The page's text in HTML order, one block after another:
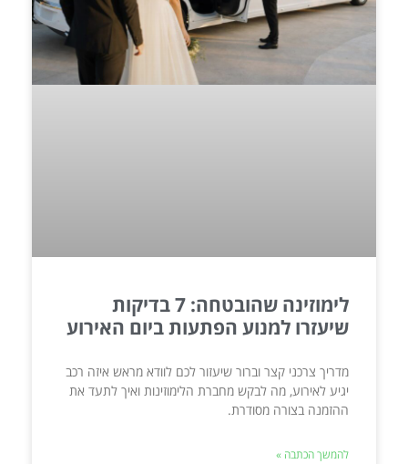
לימוזינה שהובטחה: 7 בדיקות
שיעזרו למנוע הפתעות ביום האירוע
מדריך צרכני קצר וברור שיעזור לכם לוודא מראש איזה רכב
יגיע לאירוע, מה לבקש מחברת הלימוזינות ואיך לתעד את
ההזמנה בצורה מסודרת.
להמשך הכתבה »